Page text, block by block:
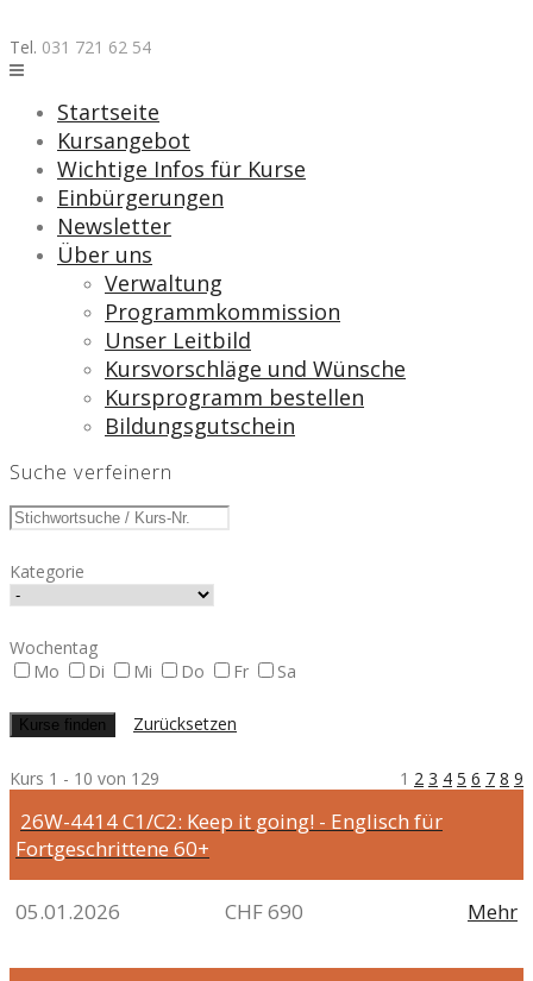
to
content
Tel. 031 721 62 54
Startseite
Kursangebot
Wichtige Infos für Kurse
Einbürgerungen
Newsletter
Über uns
Verwaltung
Programmkommission
Unser Leitbild
Kursvorschläge und Wünsche
Kursprogramm bestellen
Bildungsgutschein
Suche verfeinern
Kategorie
Wochentag
Mo
Di Mi Do Fr Sa
Zurücksetzen
Kurs 1 - 10 von 129 1 2 3 4 5 6 7 8 9
26W-4414C1/C2: Keep it going! - Englisch für
Fortgeschrittene 60+
05.01.2026 CHF 690 Mehr